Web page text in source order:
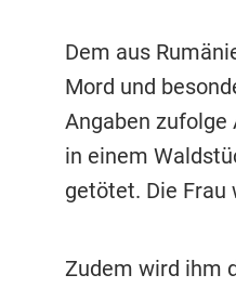
Dem aus
Mord und
Angaben zufolge
in einem
getötet. Die Frau
Zudem wird ihm